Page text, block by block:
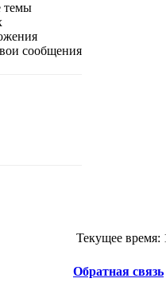
темы
сообщения
Текущее время:
Обратная связь